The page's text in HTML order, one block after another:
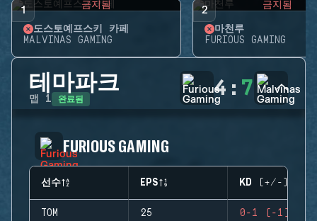
1 금지됨
도스토예프스키 카페
MALVINAS GAMING
2 금지됨
마천루
FURIOUS GAMING
테마파크
맵 1 완료됨 4 : 7
FURIOUS GAMING
선수 EPS KD (+/-)
TOM 25 0-1 (-1)